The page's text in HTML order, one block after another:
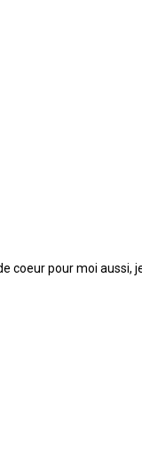
coeur pour moi aussi,